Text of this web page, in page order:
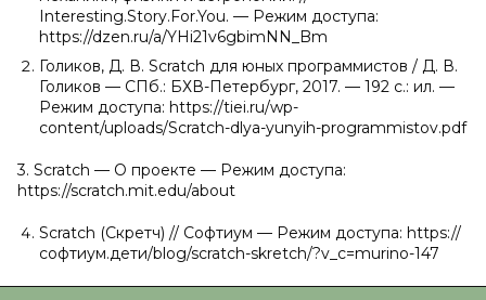
Interesting.Story.For.You. — Режим доступа:
https://dzen.ru/a/YHi21v6gbimNN_Bm
Голиков, Д. В. Scratch для юных программистов / Д. В.
Голиков — СПб.: БХВ-Петербург, 2017. — 192 с.: ил. —
Режим доступа: https://tiei.ru/wp-
content/uploads/Scratch-dlya-yunyih-programmistov.pdf
3. Scratch — О проекте — Режим доступа:
https://scratch.mit.edu/about
Scratch (Скретч) // Софтиум — Режим доступа: https://
софтиум.дети/blog/scratch-skretch/?v_c=murino-147